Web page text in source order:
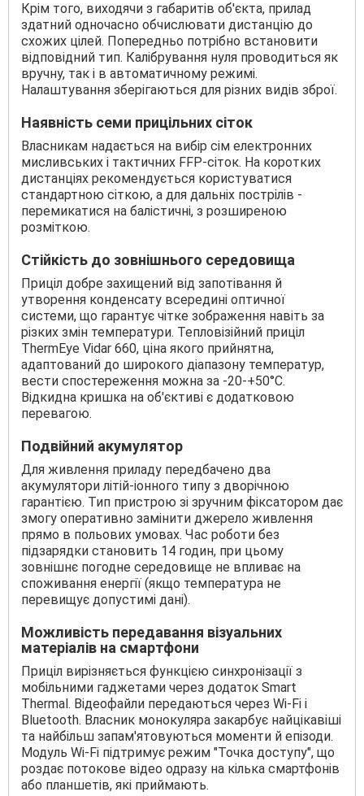
Крім того, виходячи з габаритів об'єкта, прилад
здатний одночасно обчислювати дистанцію до
схожих цілей. Попередньо потрібно встановити
відповідний тип. Калібрування нуля проводиться як
вручну, так і в автоматичному режимі.
Налаштування зберігаються для різних видів зброї.
Наявність семи прицільних сіток
Власникам надається на вибір сім електронних
мисливських і тактичних FFP-сіток. На коротких
дистанціях рекомендується користуватися
стандартною сіткою, а для дальніх пострілів -
перемикатися на балістичні, з розширеною
розміткою.
Стійкість до зовнішнього середовища
Приціл добре захищений від запотівання й
утворення конденсату всередині оптичної
системи, що гарантує чітке зображення навіть за
різких змін температури. Тепловізійний приціл
ThermEye Vidar 660, ціна якого прийнятна,
адаптований до широкого діапазону температур,
вести спостереження можна за -20-+50°С.
Відкидна кришка на об'єктиві є додатковою
перевагою.
Подвійний акумулятор
Для живлення приладу передбачено два
акумулятори літій-іонного типу з дворічною
гарантією. Тип пристрою зі зручним фіксатором дає
змогу оперативно замінити джерело живлення
прямо в польових умовах. Час роботи без
підзарядки становить 14 годин, при цьому
зовнішнє погодне середовище не впливає на
споживання енергії (якщо температура не
перевищує допустимі дані).
Можливість передавання візуальних
матеріалів на смартфони
Приціл вирізняється функцією синхронізації з
мобільними гаджетами через додаток Smart
Thermal. Відеофайли передаються через Wi-Fi і
Bluetooth. Власник монокуляра закарбує найцікавіші
та найбільш запам'ятовуються моменти й епізоди.
Модуль Wi-Fi підтримує режим "Точка доступу", що
роздає потокове відео одразу на кілька смартфонів
або планшетів, які приймають.